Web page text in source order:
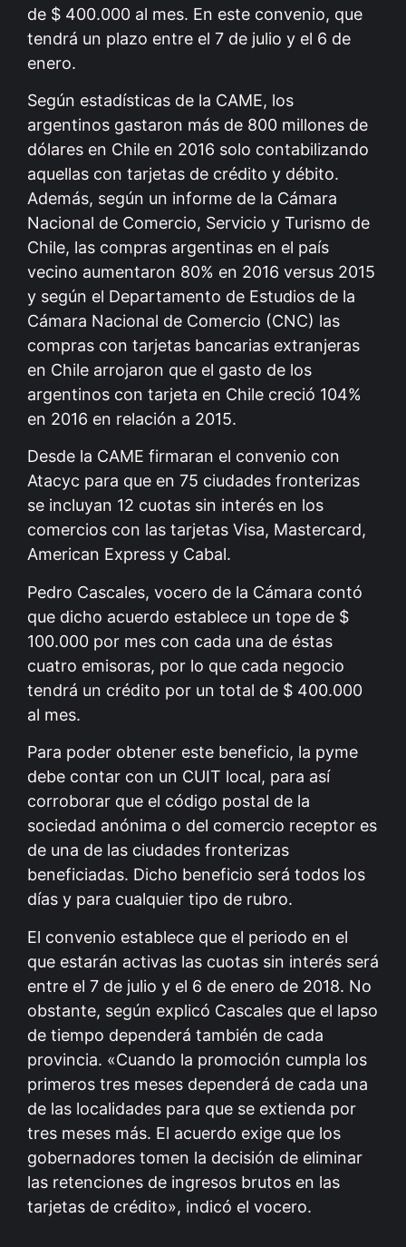
de $ 400.000 al mes. En este convenio, que
tendrá un plazo entre el 7 de julio y el 6 de
enero.
Según estadísticas de la CAME, los
argentinos gastaron más de 800 millones de
dólares en Chile en 2016 solo contabilizando
aquellas con tarjetas de crédito y débito.
Además, según un informe de la Cámara
Nacional de Comercio, Servicio y Turismo de
Chile, las compras argentinas en el país
vecino aumentaron 80% en 2016 versus 2015
y según el Departamento de Estudios de la
Cámara Nacional de Comercio (CNC) las
compras con tarjetas bancarias extranjeras
en Chile arrojaron que el gasto de los
argentinos con tarjeta en Chile creció 104%
en 2016 en relación a 2015.
Desde la CAME firmaran el convenio con
Atacyc para que en 75 ciudades fronterizas
se incluyan 12 cuotas sin interés en los
comercios con las tarjetas Visa, Mastercard,
American Express y Cabal.
Pedro Cascales, vocero de la Cámara contó
que dicho acuerdo establece un tope de $
100.000 por mes con cada una de éstas
cuatro emisoras, por lo que cada negocio
tendrá un crédito por un total de $ 400.000
al mes.
Para poder obtener este beneficio, la pyme
debe contar con un CUIT local, para así
corroborar que el código postal de la
sociedad anónima o del comercio receptor es
de una de las ciudades fronterizas
beneficiadas. Dicho beneficio será todos los
días y para cualquier tipo de rubro.
El convenio establece que el periodo en el
que estarán activas las cuotas sin interés será
entre el 7 de julio y el 6 de enero de 2018. No
obstante, según explicó Cascales que el lapso
de tiempo dependerá también de cada
provincia. «Cuando la promoción cumpla los
primeros tres meses dependerá de cada una
de las localidades para que se extienda por
tres meses más. El acuerdo exige que los
gobernadores tomen la decisión de eliminar
las retenciones de ingresos brutos en las
tarjetas de crédito», indicó el vocero.